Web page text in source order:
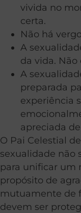
vivida no
certa.
Não há
A
da vida. Não
A
preparada
experiência
apreciada
O Pai Celestial
sexualidade não
para unificar um
propósito de
mutuamente de
devem ser